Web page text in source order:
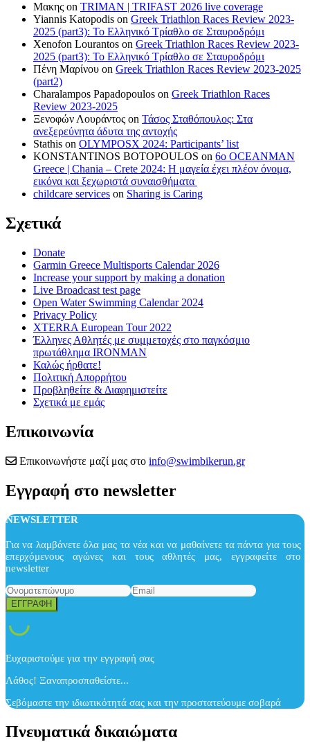
Μακης on TRIMAN | TRIFAST 2026 live coverage
Yiannis Katopodis on Greek Triathlon Races Review 2023-
2025 (part3): Το Ελληνικό Τρίαθλο σε Σταυροδρόμι
Xenofon Lourantos on Greek Triathlon Races Review 2023-
2025 (part3): Το Ελληνικό Τρίαθλο σε Σταυροδρόμι
Πένη Μαρίνου on Greek Triathlon Races Review 2023-2025
(part2)
Charalampos Papadopoulos on Greek Triathlon Races
Review 2023-2025
Ξενοφών Λουράντος on Τάσος Σταθόπουλος: Στα
ανεξερεύνητα άδυτα της αντοχής
Stathis on OLYMPOSX 2024: Participants’ list
KONSTANTINOS BOTOPOULOS on 6ο OCEANMAN
Greece | Chania – Crete 2024: Η μαγεία έχει πλέον όνομα,
εικόνα και ξεχωριστά συναισθήματα
childcare services on Sharing is Caring
Σχετικά
Donate
Garmin Greece Multisports Calendar 2026
Increase your support by making a donation
Live Broadcast test page
Open Water Swimming Calendar 2024
Privacy Policy
XTERRA European Tour 2022
Έλληνες Αθλητές με συμμετοχές στο παγκόσμιο
πρωτάθλημα IRONMAN
Καλώς ήρθατε!
Πολιτική Απορρήτου
Προβληθείτε & Διαφημιστείτε
Σχετικά με εμάς
Επικοινωνία
Επικοινωνήστε μαζί μας στο info@swimbikerun.gr
Εγγραφή στο newsletter
NEWSLETTER
Για να λαμβάνετε όλα μας τα νέα και να μαθαίνετε τα πάντα για τους
επερχόμενους αγώνες και τους αθλητές μας, εγγραφείτε στο
newsletter
Ευχαριστούμε για την εγγραφή σας
Λάθος! Ξαναπροσπαθείστε...
Σεβόμαστε την ιδιωτικότητά σας και την προστατεύουμε σοβαρά
Πνευματικά δικαιώματα